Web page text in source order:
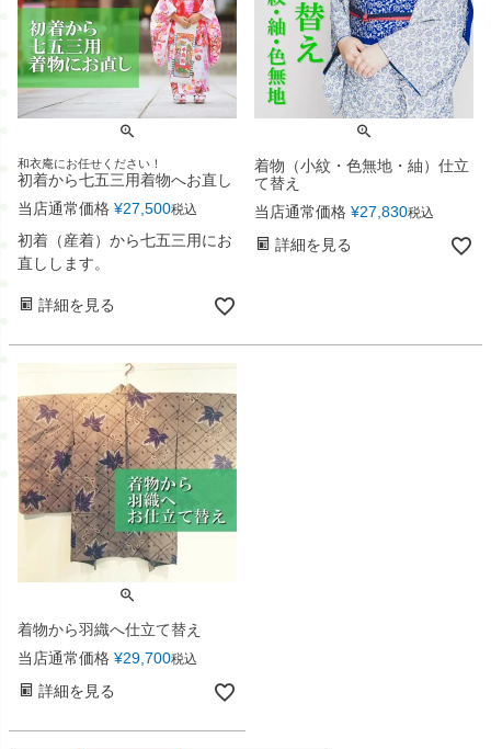
和衣庵にお任せください！
初着から七五三用着物へお直し
当店通常価格 ¥27,500税込
初着（産着）から七五三用にお
直しします。
詳細を見る
着物（小紋・色無地・紬）仕立
て替え
当店通常価格 ¥27,830税込
詳細を見る
着物から羽織へ仕立て替え
当店通常価格 ¥29,700税込
詳細を見る